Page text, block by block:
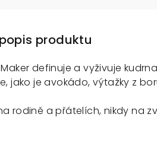
produktu
definuje a vyživuje
jako je avokádo, výtažky z
rodině a přátelích, nikdy na